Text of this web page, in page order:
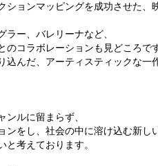
ションマッピングを成功させた、
ー、バレリーナなど、
のコラボレーションも見どころで
込んだ、アーティスティックな一
ンルに留まらず、
ンをし、社会の中に溶け込む新し
と考えております。